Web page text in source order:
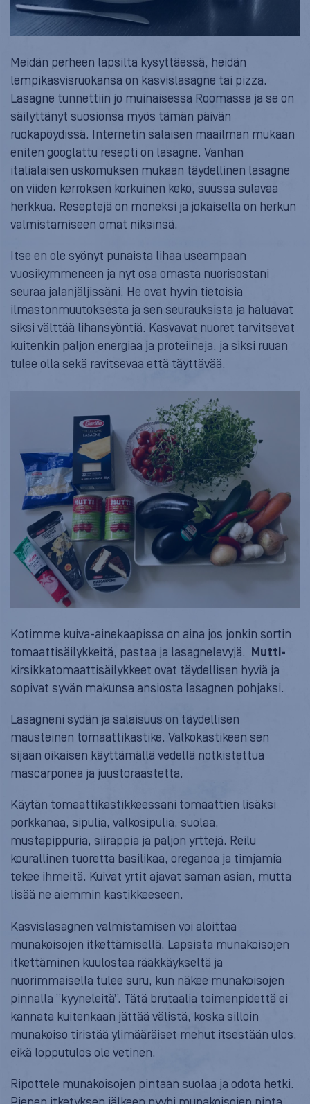
Meidän perheen lapsilta kysyttäessä, heidän
lempikasvisruokansa on kasvislasagne tai pizza.
Lasagne tunnettiin jo muinaisessa Roomassa ja se on
säilyttänyt suosionsa myös tämän päivän
ruokapöydissä. Internetin salaisen maailman mukaan
eniten googlattu resepti on lasagne. Vanhan
italialaisen uskomuksen mukaan täydellinen lasagne
on viiden kerroksen korkuinen keko, suussa sulavaa
herkkua. Reseptejä on moneksi ja jokaisella on herkun
valmistamiseen omat niksinsä.
Itse en ole syönyt punaista lihaa useampaan
vuosikymmeneen ja nyt osa omasta nuorisostani
seuraa jalanjäljissäni. He ovat hyvin tietoisia
ilmastonmuutoksesta ja sen seurauksista ja haluavat
siksi välttää lihansyöntiä. Kasvavat nuoret tarvitsevat
kuitenkin paljon energiaa ja proteiineja, ja siksi ruuan
tulee olla sekä ravitsevaa että täyttävää.
Kotimme kuiva-ainekaapissa on aina jos jonkin sortin
tomaattisäilykkeitä, pastaa ja lasagnelevyjä.
Mutti-
kirsikkatomaattisäilykkeet ovat täydellisen hyviä ja
sopivat syvän makunsa ansiosta lasagnen pohjaksi.
Lasagneni sydän ja salaisuus on täydellisen
mausteinen tomaattikastike. Valkokastikeen sen
sijaan oikaisen käyttämällä vedellä notkistettua
mascarponea ja juustoraastetta.
Käytän tomaattikastikkeessani tomaattien lisäksi
porkkanaa, sipulia, valkosipulia, suolaa,
mustapippuria, siirappia ja paljon yrttejä. Reilu
kourallinen tuoretta basilikaa, oreganoa ja timjamia
tekee ihmeitä. Kuivat yrtit ajavat saman asian, mutta
lisää ne aiemmin kastikkeeseen.
Kasvislasagnen valmistamisen voi aloittaa
munakoisojen itkettämisellä. Lapsista munakoisojen
itkettäminen kuulostaa rääkkäykseltä ja
nuorimmaisella tulee suru, kun näkee munakoisojen
pinnalla ”kyyneleitä”. Tätä brutaalia toimenpidettä ei
kannata kuitenkaan jättää välistä, koska silloin
munakoiso tiristää ylimääräiset mehut itsestään ulos,
eikä lopputulos ole vetinen.
Ripottele munakoisojen pintaan suolaa ja odota hetki.